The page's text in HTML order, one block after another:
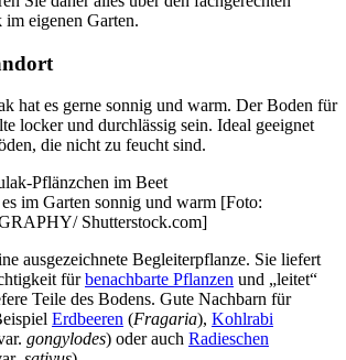
eigenen Garten.
hat es gerne sonnig und warm. Der Boden für
locker und durchlässig sein. Ideal geeignet
die nicht zu feucht sind.
im Garten sonnig und warm [Foto:
Shutterstock.com]
ausgezeichnete Begleiterpflanze. Sie liefert
fürbenachbarte Pflanzen und „leitet“
Teile des Bodens. Gute Nachbarn für
Erdbeeren (Fragaria), Kohlrabi
gongylodes) oder auch Radieschen